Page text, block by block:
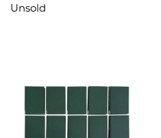
AUTODIDACTA.
Unsold